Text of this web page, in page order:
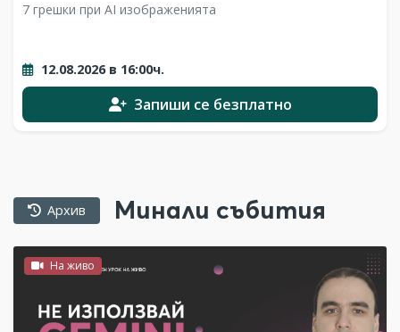
7 грешки при AI изображенията
12.08.2026 в 16:00ч.
Запиши се безплатно
Архив Минали събития
На живо